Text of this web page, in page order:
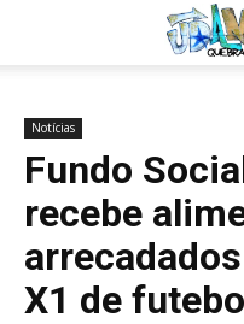
Notícias
Fundo
recebe
X1 de